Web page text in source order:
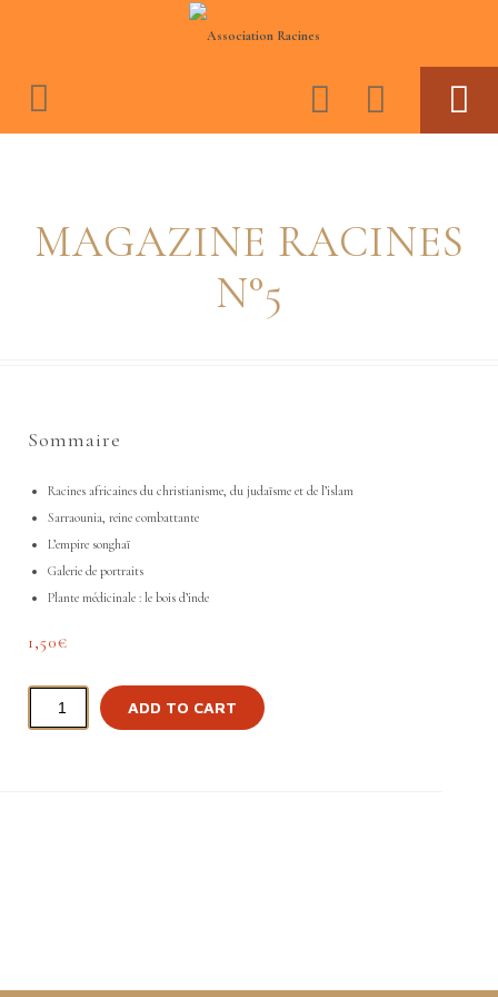
BOUTIQUE ESPACE MEMBRES
JOURNAL CONSCIENCE ET CULTURE NÈGRE
MAGAZINE RACINES
N°5
Sommaire
Racines africaines du christianisme, du judaïsme et de l’islam
Sarraounia, reine combattante
L’empire songhaï
Galerie de portraits
Plante médicinale : le bois d’inde
1,50€
ADD TO CART